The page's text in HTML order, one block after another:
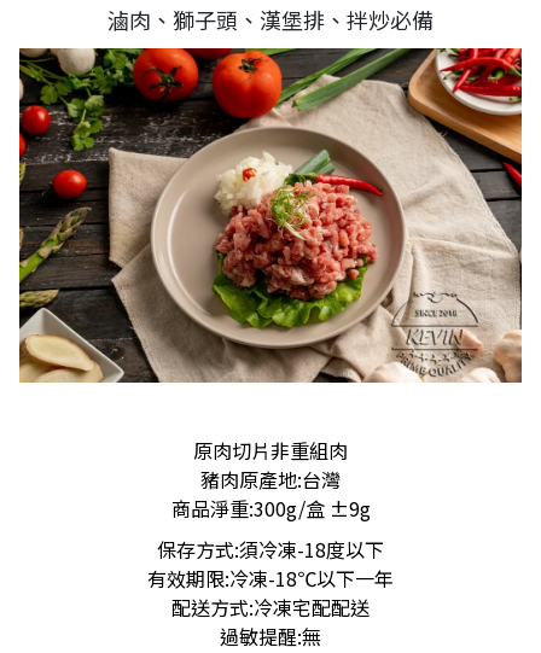
滷肉、獅子頭、漢堡排、拌炒必備
原肉切片非重組肉
豬肉原產地:台灣
商品淨重:300g/盒 ±9g
保存方式:須冷凍-18度以下
有效期限:冷凍-18℃以下一年
配送方式:冷凍宅配配送
過敏提醒:無